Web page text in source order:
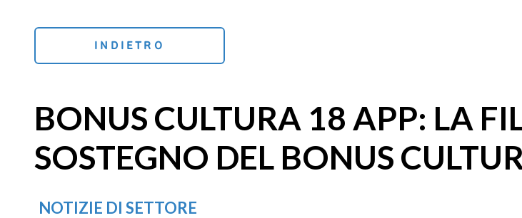
INDIETRO
BONUS CULTURA 18 APP: LA
SOSTEGNO DEL BONUS
NOTIZIE DI SETTORE